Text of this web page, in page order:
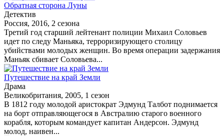
Обратная сторона Луны
Детектив
Россия, 2016, 2 сезона
Третий год старший лейтенант полиции Михаил Соловьев
идет по следу Маньяка, терроризирующего столицу
убийствами молодых женщин. Во время операции задержания
Маньяк сбивает Соловьева...
Путешествие на край Земли
Драма
Великобритания, 2005, 1 сезон
В 1812 году молодой аристократ Эдмунд Талбот поднимается
на борт отправляющегося в Австралию старого военного
корабля, которым командует капитан Андерсон. Эдмунд
молод, наивен...